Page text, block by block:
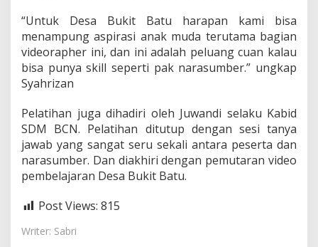
e
r
P
o
s
i
o
n
a
l
“Untuk Desa Bukit Batu harapan kami bisa
menampung aspirasi anak muda terutama bagian
videorapher ini, dan ini adalah peluang cuan kalau
bisa punya skill seperti pak narasumber.” ungkap
Syahrizan
Pelatihan juga dihadiri oleh Juwandi selaku Kabid
SDM BCN. Pelatihan ditutup dengan sesi tanya
jawab yang sangat seru sekali antara peserta dan
narasumber. Dan diakhiri dengan pemutaran video
pembelajaran Desa Bukit Batu.
Post Views: 815
Writer: Sabri